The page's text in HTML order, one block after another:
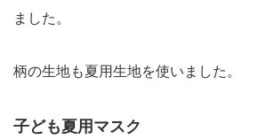
ました。
柄の生地も夏用生地を使いました。
子ども夏用マスク